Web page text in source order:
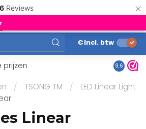
Reviews ×
0
€Incl. btw
prijzen 9.6
/ TSONG TM /
LED Linear Light
Linear